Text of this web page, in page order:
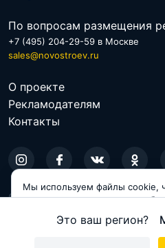
Это ваш регион?
По вопросам размещения
+7 (495) 204-29-59 в Москве
sales@novostroev.ru
О проекте
Рекламодателям
Контакты
© 2026 NOVOSTROEV.RU
Политика обработки
Мы используем файлы cookie,
корректно и становился